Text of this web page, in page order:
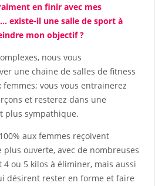
en finir avec mes
existe-il une salle de sport à
mon objectif ?
nous vous
une chaine de salles de fitness
vous vous entrainerez
et resterez dans une
plus sympathique.
aux femmes reçoivent
ouverte, avec de nombreuses
ou 5 kilos à éliminer, mais aussi
désirent rester en forme et faire